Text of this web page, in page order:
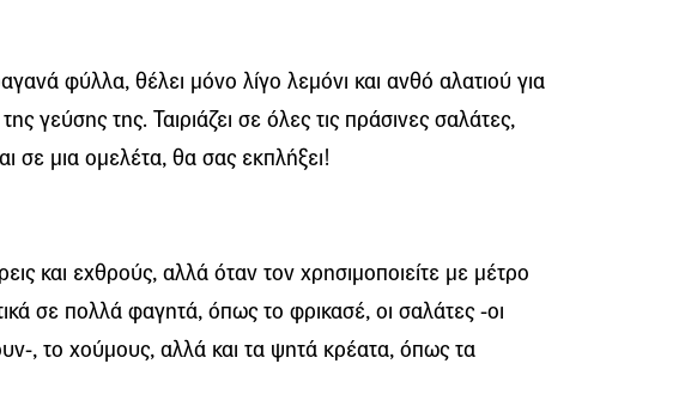
φύλλα, θέλει μόνο λίγο λεμόνι και ανθό αλατιού για
γεύσης της. Ταιριάζει σε όλες τις πράσινες σαλάτες,
σε μια ομελέτα, θα σας εκπλήξει!
και εχθρούς, αλλά όταν τον χρησιμοποιείτε με μέτρο
σε πολλά φαγητά, όπως το φρικασέ, οι σαλάτες -οι
, το χούμους, αλλά και τα ψητά κρέατα, όπως τα